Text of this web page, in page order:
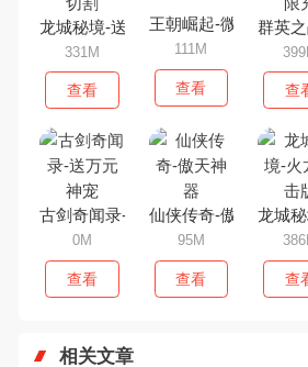
龙城秘境-送无限切割
331M
查看
王朝崛起-微变版
111M
查看
群英
查
古剑奇闻录-送万元神宠
0M
查看
仙侠传奇-傲天神器
95M
查看
龙城
查
相关文章